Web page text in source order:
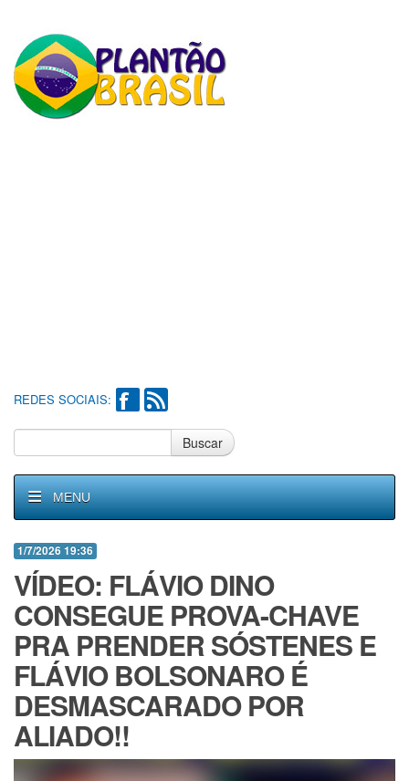
REDES SOCIAIS:
Buscar
MENU
1/7/2026 19:36
VÍDEO: FLÁVIO DINO
CONSEGUE PROVA-CHAVE
PRA PRENDER SÓSTENES E
FLÁVIO BOLSONARO É
DESMASCARADO POR
ALIADO!!